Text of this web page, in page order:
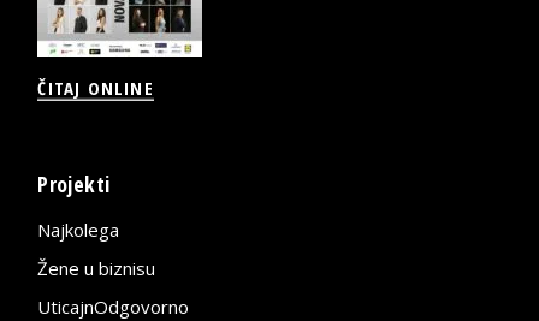
ČITAJ ONLINE
Projekti
Najkolega
Žene u biznisu
UticajnOdgovorno